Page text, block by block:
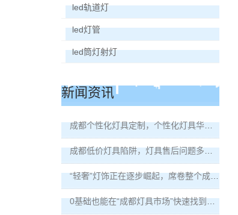
led轨道灯
led灯管
led筒灯射灯
新闻资讯
成都个性化灯具定制，个性化灯具华丽艺术外形打动消费者！
成都低价灯具陷阱，灯具售后问题多无人解决！
“轻奢”灯饰正在逐步崛起，席卷整个成都灯具市场！
0基础也能在“成都灯具市场”快速找到好灯饰！